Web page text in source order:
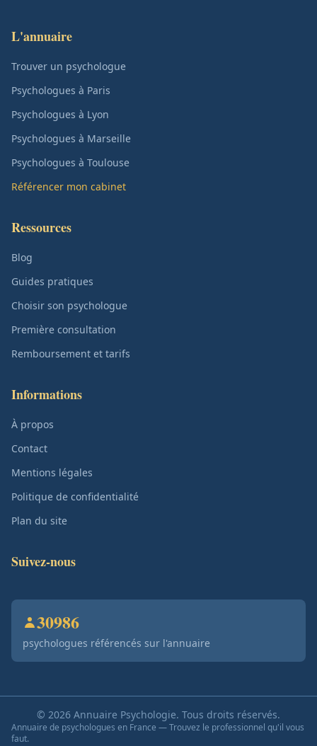
L'annuaire
Trouver un psychologue
Psychologues à Paris
Psychologues à Lyon
Psychologues à Marseille
Psychologues à Toulouse
Référencer mon cabinet
Ressources
Blog
Guides pratiques
Choisir son psychologue
Première consultation
Remboursement et tarifs
Informations
À propos
Contact
Mentions légales
Politique de confidentialité
Plan du site
Suivez-nous
30986
psychologues référencés sur l'annuaire
© 2026 Annuaire Psychologie. Tous droits réservés.
Annuaire de psychologues en France — Trouvez le professionnel qu'il vous
faut.